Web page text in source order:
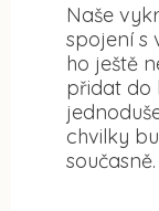
Naše
spojení s
ho ještě
přidat do
chvilky
současně.